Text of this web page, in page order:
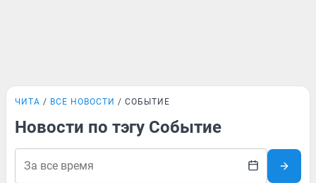
ЧИТА ВСЕ НОВОСТИ СОБЫТИЕ
Новости по тэгу Событие